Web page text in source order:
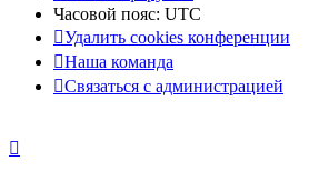
Часовой пояс: UTC
Удалить cookies конференции
Наша команда
Связаться с администрацией